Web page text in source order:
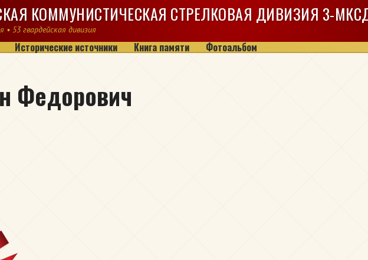
КОММУНИСТИЧЕСКАЯ СТРЕЛКОВАЯ ДИВИЗИЯ 3-
• 53 гвардейская дивизия
Исторические источники Книга памяти Фотоальбом
Федорович